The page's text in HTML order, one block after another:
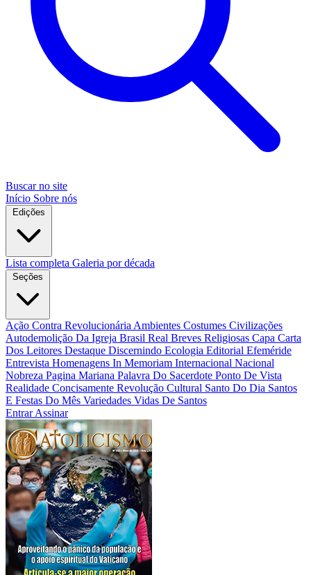
Buscar no site
Início Sobre nós
Edições
Lista completa Galeria por década
Seções
Ação Contra Revolucionária Ambientes Costumes Civilizações
Autodemolição Da Igreja Brasil Real Breves Religiosas Capa Carta
Dos Leitores Destaque Discernindo Ecologia Editorial Efeméride
Entrevista Homenagens In Memoriam Internacional Nacional
Nobreza Pagina Mariana Palavra Do Sacerdote Ponto De Vista
Realidade Concisamente Revolução Cultural Santo Do Dia Santos
E Festas Do Mês Variedades Vidas De Santos
EntrarAssinar